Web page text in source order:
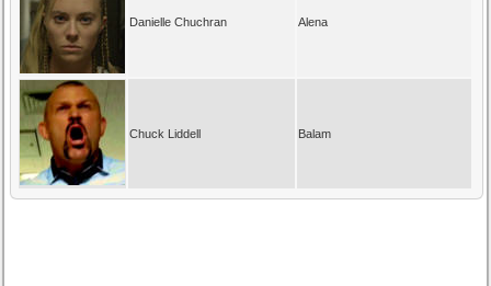
Danielle Chuchran Alena
Chuck Liddell Balam